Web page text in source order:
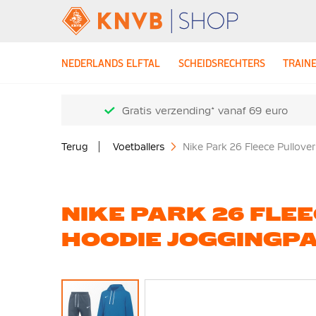
NEDERLANDS ELFTAL SCHEIDSRECHTERS
Gratis verzending* vanaf 69 euro
Terug Voetballers Nike Park 26 Fleece
NIKE PARK 26
HOODIE
Ga
naar
het